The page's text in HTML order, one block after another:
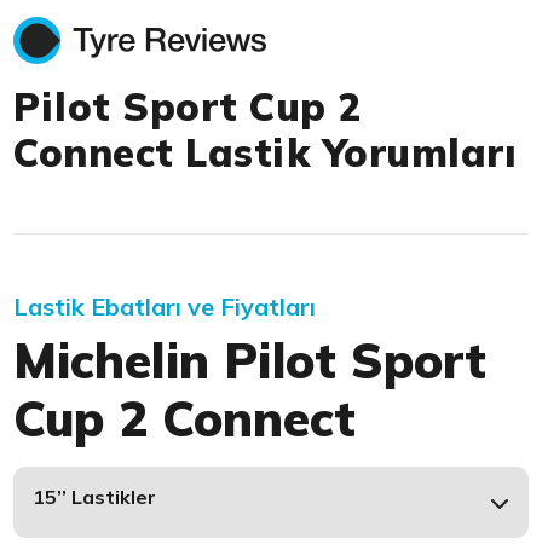
Pilot Sport Cup 2
Connect Lastik Yorumları
Lastik Ebatları ve Fiyatları
Michelin Pilot Sport
Cup 2 Connect
15’’ Lastikler